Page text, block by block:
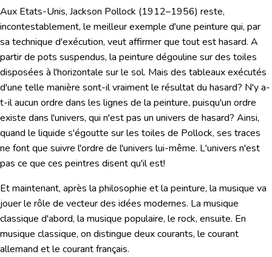
Aux Etats-Unis, Jackson Pollock (1912–1956) reste,
incontestablement, le meilleur exemple d'une peinture qui, par
sa technique d'exécution, veut affirmer que tout est hasard. A
partir de pots suspendus, la peinture dégouline sur des toiles
disposées à l'horizontale sur le sol. Mais des tableaux exécutés
d'une telle manière sont-il vraiment le résultat du hasard? N'y a-
t-il aucun ordre dans les lignes de la peinture, puisqu'un ordre
existe dans l'univers, qui n'est pas un univers de hasard? Ainsi,
quand le liquide s'égoutte sur les toiles de Pollock, ses traces
ne font que suivre l'ordre de l'univers lui-même. L'univers n'est
pas ce que ces peintres disent qu'il est!
Et maintenant, après la philosophie et la peinture, la musique va
jouer le rôle de vecteur des idées modernes. La musique
classique d'abord, la musique populaire, le rock, ensuite. En
musique classique, on distingue deux courants, le courant
allemand et le courant français.